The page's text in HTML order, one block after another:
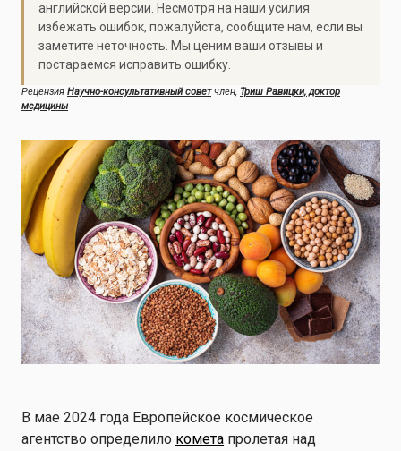
английской версии. Несмотря на наши усилия
избежать ошибок, пожалуйста, сообщите нам, если вы
заметите неточность. Мы ценим ваши отзывы и
постараемся исправить ошибку.
Рецензия Научно-консультативный советчлен, Триш Равицки, доктор
медицины
В мае 2024 года Европейское космическое
агентство определило комета пролетая над